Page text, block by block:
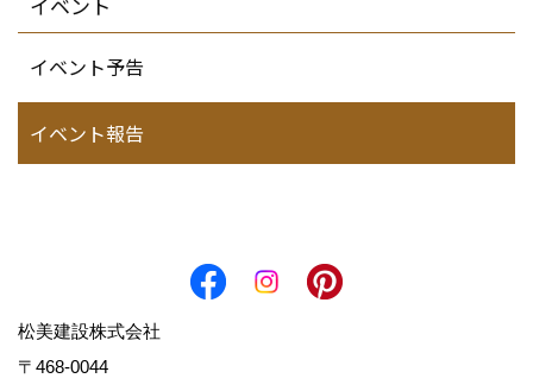
イベント予告
イベント報告
松美建設株式会社
〒468-0044